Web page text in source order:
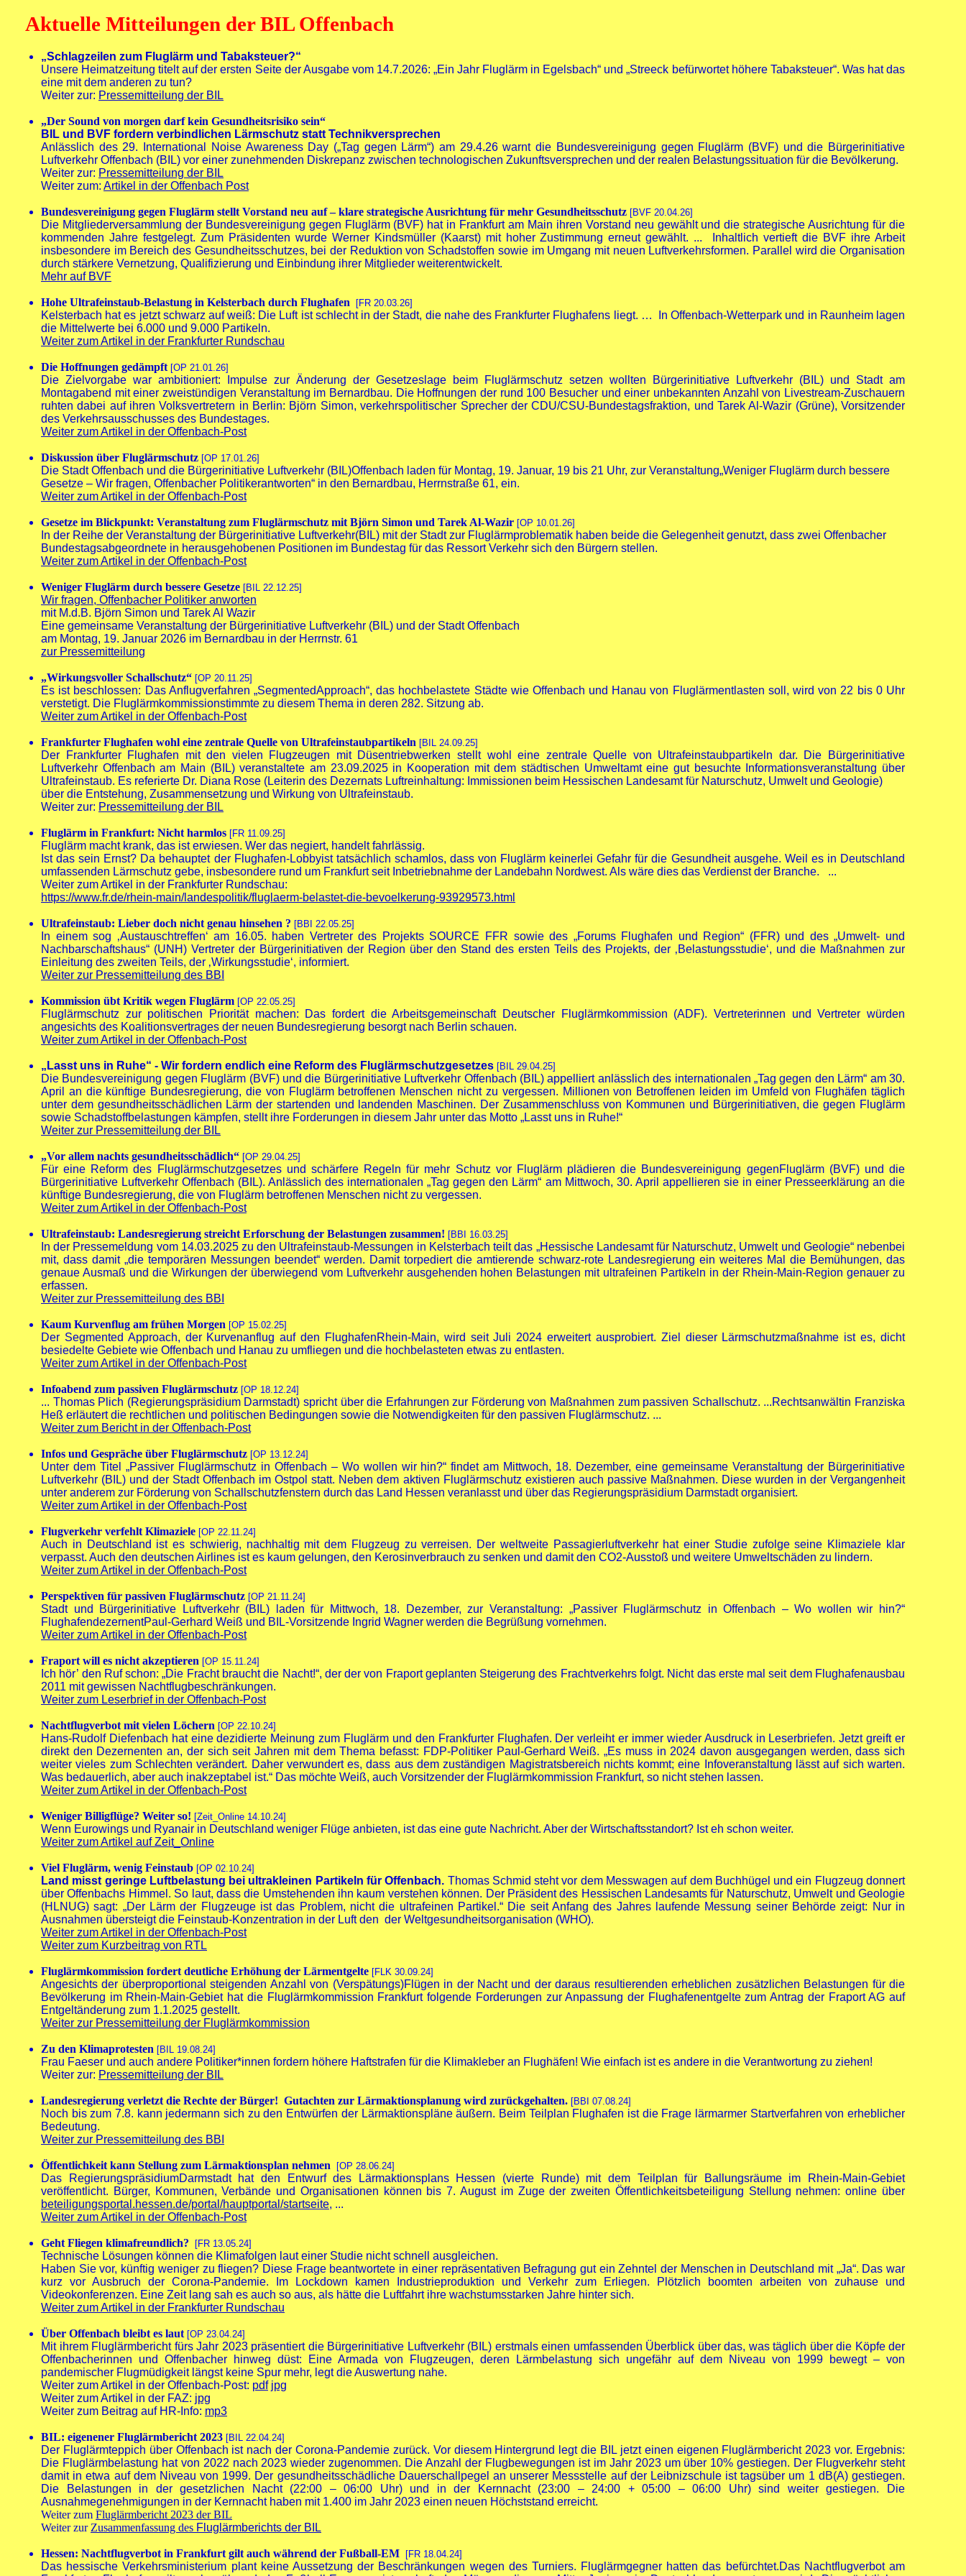
Aktuelle Mitteilungen der BIL Offenbach
„Schlagzeilen zum Fluglärm und Tabaksteuer?“
Unsere Heimatzeitung titelt auf der ersten Seite der Ausgabe vom 14.7.2026: „Ein Jahr Fluglärm in Egelsbach“ und „Streeck befürwortet höhere Tabaksteuer“. Was hat das
eine mit dem anderen zu tun?
Weiter zur: Pressemitteilung der BIL
„Der Sound von morgen darf kein Gesundheitsrisiko sein“
BIL und BVF fordern verbindlichen Lärmschutz statt Technikversprechen
Anlässlich des 29. International Noise Awareness Day („Tag gegen Lärm“) am 29.4.26 warnt die Bundesvereinigung gegen Fluglärm (BVF) und die Bürgerinitiative
Luftverkehr Offenbach (BIL) vor einer zunehmenden Diskrepanz zwischen technologischen Zukunftsversprechen und der realen Belastungssituation für die Bevölkerung.
Weiter zur: Pressemitteilung der BIL
Weiter zum: Artikel in der Offenbach Post
Bundesvereinigung gegen Fluglärm stellt Vorstand neu auf – klare strategische Ausrichtung für mehr Gesundheitsschutz [BVF 20.04.26]
Die Mitgliederversammlung der Bundesvereinigung gegen Fluglärm (BVF) hat in Frankfurt am Main ihren Vorstand neu gewählt und die strategische Ausrichtung für die
kommenden Jahre festgelegt. Zum Präsidenten wurde Werner Kindsmüller (Kaarst) mit hoher Zustimmung erneut gewählt. ... Inhaltlich vertieft die BVF ihre Arbeit
insbesondere im Bereich des Gesundheitsschutzes, bei der Reduktion von Schadstoffen sowie im Umgang mit neuen Luftverkehrsformen. Parallel wird die Organisation
durch stärkere Vernetzung, Qualifizierung und Einbindung ihrer Mitglieder weiterentwickelt.
Mehr auf BVF
Hohe Ultrafeinstaub-Belastung in Kelsterbach durch Flughafen [FR 20.03.26]
Kelsterbach hat es jetzt schwarz auf weiß: Die Luft ist schlecht in der Stadt, die nahe des Frankfurter Flughafens liegt. … In Offenbach-Wetterpark und in Raunheim lagen
die Mittelwerte bei 6.000 und 9.000 Partikeln.
Weiter zum Artikel in der Frankfurter Rundschau
Die Hoffnungen gedämpft [OP 21.01.26]
Die Zielvorgabe war ambitioniert: Impulse zur Änderung der Gesetzeslage beim Fluglärmschutz setzen wollten Bürgerinitiative Luftverkehr (BIL) und Stadt am
Montagabend mit einer zweistündigen Veranstaltung im Bernardbau. Die Hoffnungen der rund 100 Besucher und einer unbekannten Anzahl von Livestream-Zuschauern
ruhten dabei auf ihren Volksvertretern in Berlin: Björn Simon, verkehrspolitischer Sprecher der CDU/CSU-Bundestagsfraktion, und Tarek Al-Wazir (Grüne), Vorsitzender
des Verkehrsausschusses des Bundestages.
Weiter zum Artikel in der Offenbach-Post
Diskussion über Fluglärmschutz [OP 17.01.26]
Die Stadt Offenbach und die Bürgerinitiative Luftverkehr (BIL)Offenbach laden für Montag, 19. Januar, 19 bis 21 Uhr, zur Veranstaltung„Weniger Fluglärm durch bessere
Gesetze – Wir fragen, Offenbacher Politikerantworten“ in den Bernardbau, Herrnstraße 61, ein.
Weiter zum Artikel in der Offenbach-Post
Gesetze im Blickpunkt: Veranstaltung zum Fluglärmschutz mit Björn Simon und Tarek Al-Wazir [OP 10.01.26]
In der Reihe der Veranstaltung der Bürgerinitiative Luftverkehr(BIL) mit der Stadt zur Fluglärmproblematik haben beide die Gelegenheit genutzt, dass zwei Offenbacher
Bundestagsabgeordnete in herausgehobenen Positionen im Bundestag für das Ressort Verkehr sich den Bürgern stellen.
Weiter zum Artikel in der Offenbach-Post
Weniger Fluglärm durch bessere Gesetze [BIL 22.12.25]
Wir fragen, Offenbacher Politiker anworten
mit M.d.B. Björn Simon und Tarek Al Wazir
Eine gemeinsame Veranstaltung der Bürgerinitiative Luftverkehr (BIL) und der Stadt Offenbach
am Montag, 19. Januar 2026 im Bernardbau in der Herrnstr. 61
zur Pressemitteilung
„Wirkungsvoller Schallschutz“ [OP 20.11.25]
Es ist beschlossen: Das Anflugverfahren „SegmentedApproach“, das hochbelastete Städte wie Offenbach und Hanau von Fluglärmentlasten soll, wird von 22 bis 0 Uhr
verstetigt. Die Fluglärmkommissionstimmte zu diesem Thema in deren 282. Sitzung ab.
Weiter zum Artikel in der Offenbach-Post
Frankfurter Flughafen wohl eine zentrale Quelle von Ultrafeinstaubpartikeln [BIL 24.09.25]
Der Frankfurter Flughafen mit den vielen Flugzeugen mit Düsentriebwerken stellt wohl eine zentrale Quelle von Ultrafeinstaubpartikeln dar. Die Bürgerinitiative
Luftverkehr Offenbach am Main (BIL) veranstaltete am 23.09.2025 in Kooperation mit dem städtischen Umweltamt eine gut besuchte Informationsveranstaltung über
Ultrafeinstaub. Es referierte Dr. Diana Rose (Leiterin des Dezernats Luftreinhaltung: Immissionen beim Hessischen Landesamt für Naturschutz, Umwelt und Geologie)
über die Entstehung, Zusammensetzung und Wirkung von Ultrafeinstaub.
Weiter zur: Pressemitteilung der BIL
Fluglärm in Frankfurt: Nicht harmlos [FR 11.09.25]
Fluglärm macht krank, das ist erwiesen. Wer das negiert, handelt fahrlässig.
Ist das sein Ernst? Da behauptet der Flughafen-Lobbyist tatsächlich schamlos, dass von Fluglärm keinerlei Gefahr für die Gesundheit ausgehe. Weil es in Deutschland
umfassenden Lärmschutz gebe, insbesondere rund um Frankfurt seit Inbetriebnahme der Landebahn Nordwest. Als wäre dies das Verdienst der Branche. ...
Weiter zum Artikel in der Frankfurter Rundschau:
https://www.fr.de/rhein-main/landespolitik/fluglaerm-belastet-die-bevoelkerung-93929573.html
Ultrafeinstaub: Lieber doch nicht genau hinsehen ? [BBI 22.05.25]
In einem sog ‚Austauschtreffen‘ am 16.05. haben Vertreter des Projekts SOURCE FFR sowie des „Forums Flughafen und Region“ (FFR) und des „Umwelt- und
Nachbarschaftshaus“ (UNH) Vertreter der Bürgerinitiativen der Region über den Stand des ersten Teils des Projekts, der ‚Belastungsstudie‘, und die Maßnahmen zur
Einleitung des zweiten Teils, der ‚Wirkungsstudie‘, informiert.
Weiter zur Pressemitteilung des BBI
Kommission übt Kritik wegen Fluglärm [OP 22.05.25]
Fluglärmschutz zur politischen Priorität machen: Das fordert die Arbeitsgemeinschaft Deutscher Fluglärmkommission (ADF). Vertreterinnen und Vertreter würden
angesichts des Koalitionsvertrages der neuen Bundesregierung besorgt nach Berlin schauen.
Weiter zum Artikel in der Offenbach-Post
„ Lasst uns in Ruhe“ - Wir fordern endlich eine Reform des Fluglärmschutzgesetzes [BIL 29.04.25]
Die Bundesvereinigung gegen Fluglärm (BVF) und die Bürgerinitiative Luftverkehr Offenbach (BIL) appelliert anlässlich des internationalen „Tag gegen den Lärm“ am 30.
April an die künftige Bundesregierung, die von Fluglärm betroffenen Menschen nicht zu vergessen. Millionen von Betroffenen leiden im Umfeld von Flughäfen täglich
unter dem gesundheitsschädlichen Lärm der startenden und landenden Maschinen. Der Zusammenschluss von Kommunen und Bürgerinitiativen, die gegen Fluglärm
sowie Schadstoffbelastungen kämpfen, stellt ihre Forderungen in diesem Jahr unter das Motto „Lasst uns in Ruhe!“
Weiter zur Pressemitteilung der BIL
„Vor allem nachts gesundheitsschädlich“ [OP 29.04.25]
Für eine Reform des Fluglärmschutzgesetzes und schärfere Regeln für mehr Schutz vor Fluglärm plädieren die Bundesvereinigung gegenFluglärm (BVF) und die
Bürgerinitiative Luftverkehr Offenbach (BIL). Anlässlich des internationalen „Tag gegen den Lärm“ am Mittwoch, 30. April appellieren sie in einer Presseerklärung an die
künftige Bundesregierung, die von Fluglärm betroffenen Menschen nicht zu vergessen.
Weiter zum Artikel in der Offenbach-Post
Ultrafeinstaub: Landesregierung streicht Erforschung der Belastungen zusammen! [BBI 16.03.25]
In der Pressemeldung vom 14.03.2025 zu den Ultrafeinstaub-Messungen in Kelsterbach teilt das „Hessische Landesamt für Naturschutz, Umwelt und Geologie“ nebenbei
mit, dass damit „die temporären Messungen beendet“ werden. Damit torpediert die amtierende schwarz-rote Landesregierung ein weiteres Mal die Bemühungen, das
genaue Ausmaß und die Wirkungen der überwiegend vom Luftverkehr ausgehenden hohen Belastungen mit ultrafeinen Partikeln in der Rhein-Main-Region genauer zu
erfassen.
Weiter zur Pressemitteilung des BBI
Kaum Kurvenflug am frühen Morgen [OP 15.02.25]
Der Segmented Approach, der Kurvenanflug auf den FlughafenRhein-Main, wird seit Juli 2024 erweitert ausprobiert. Ziel dieser Lärmschutzmaßnahme ist es, dicht
besiedelte Gebiete wie Offenbach und Hanau zu umfliegen und die hochbelasteten etwas zu entlasten.
Weiter zum Artikel in der Offenbach-Post
Infoabend zum passiven Fluglärmschutz [OP 18.12.24]
... Thomas Plich (Regierungspräsidium Darmstadt) spricht über die Erfahrungen zur Förderung von Maßnahmen zum passiven Schallschutz. ...Rechtsanwältin Franziska
Heß erläutert die rechtlichen und politischen Bedingungen sowie die Notwendigkeiten für den passiven Fluglärmschutz. ...
Weiter zum Bericht in der Offenbach-Post
Infos und Gespräche über Fluglärmschutz [OP 13.12.24]
Unter dem Titel „Passiver Fluglärmschutz in Offenbach – Wo wollen wir hin?“ findet am Mittwoch, 18. Dezember, eine gemeinsame Veranstaltung der Bürgerinitiative
Luftverkehr (BIL) und der Stadt Offenbach im Ostpol statt. Neben dem aktiven Fluglärmschutz existieren auch passive Maßnahmen. Diese wurden in der Vergangenheit
unter anderem zur Förderung von Schallschutzfenstern durch das Land Hessen veranlasst und über das Regierungspräsidium Darmstadt organisiert.
Weiter zum Artikel in der Offenbach-Post
Flugverkehr verfehlt Klimaziele [OP 22.11.24]
Auch in Deutschland ist es schwierig, nachhaltig mit dem Flugzeug zu verreisen. Der weltweite Passagierluftverkehr hat einer Studie zufolge seine Klimaziele klar
verpasst. Auch den deutschen Airlines ist es kaum gelungen, den Kerosinverbrauch zu senken und damit den CO2-Ausstoß und weitere Umweltschäden zu lindern.
Weiter zum Artikel in der Offenbach-Post
Perspektiven für passiven Fluglärmschutz [OP 21.11.24]
Stadt und Bürgerinitiative Luftverkehr (BIL) laden für Mittwoch, 18. Dezember, zur Veranstaltung: „Passiver Fluglärmschutz in Offenbach – Wo wollen wir hin?“
FlughafendezernentPaul-Gerhard Weiß und BIL-Vorsitzende Ingrid Wagner werden die Begrüßung vornehmen.
Weiter zum Artikel in der Offenbach-Post
Fraport will es nicht akzeptieren [OP 15.11.24]
Ich hör’ den Ruf schon: „Die Fracht braucht die Nacht!“, der der von Fraport geplanten Steigerung des Frachtverkehrs folgt. Nicht das erste mal seit dem Flughafenausbau
2011 mit gewissen Nachtflugbeschränkungen.
Weiter zum Leserbrief in der Offenbach-Post
Nachtflugverbot mit vielen Löchern [OP 22.10.24]
Hans-Rudolf Diefenbach hat eine dezidierte Meinung zum Fluglärm und den Frankfurter Flughafen. Der verleiht er immer wieder Ausdruck in Leserbriefen. Jetzt greift er
direkt den Dezernenten an, der sich seit Jahren mit dem Thema befasst: FDP-Politiker Paul-Gerhard Weiß. „Es muss in 2024 davon ausgegangen werden, dass sich
weiter vieles zum Schlechten verändert. Daher verwundert es, dass aus dem zuständigen Magistratsbereich nichts kommt; eine Infoveranstaltung lässt auf sich warten.
Was bedauerlich, aber auch inakzeptabel ist.“ Das möchte Weiß, auch Vorsitzender der Fluglärmkommission Frankfurt, so nicht stehen lassen.
Weiter zum Artikel in der Offenbach-Post
Weniger Billigflüge? Weiter so! [Zeit_Online 14.10.24]
Wenn Eurowings und Ryanair in Deutschland weniger Flüge anbieten, ist das eine gute Nachricht. Aber der Wirtschaftsstandort? Ist eh schon weiter.
Weiter zum Artikel auf Zeit_Online
Viel Fluglärm, wenig Feinstaub [OP 02.10.24]
Land misst geringe Luftbelastung bei ultrakleinen Partikeln für Offenbach. Thomas Schmid steht vor dem Messwagen auf dem Buchhügel und ein Flugzeug donnert
über Offenbachs Himmel. So laut, dass die Umstehenden ihn kaum verstehen können. Der Präsident des Hessischen Landesamts für Naturschutz, Umwelt und Geologie
(HLNUG) sagt: „Der Lärm der Flugzeuge ist das Problem, nicht die ultrafeinen Partikel.“ Die seit Anfang des Jahres laufende Messung seiner Behörde zeigt: Nur in
Ausnahmen übersteigt die Feinstaub-Konzentration in der Luft den der Weltgesundheitsorganisation (WHO).
Weiter zum Artikel in der Offenbach-Post
Weiter zum Kurzbeitrag von RTL
Fluglärmkommission fordert deutliche Erhöhung der Lärmentgelte [FLK 30.09.24]
Angesichts der überproportional steigenden Anzahl von (Verspätungs)Flügen in der Nacht und der daraus resultierenden erheblichen zusätzlichen Belastungen für die
Bevölkerung im Rhein-Main-Gebiet hat die Fluglärmkommission Frankfurt folgende Forderungen zur Anpassung der Flughafenentgelte zum Antrag der Fraport AG auf
Entgeltänderung zum 1.1.2025 gestellt.
Weiter zur Pressemitteilung der Fluglärmkommission
Zu den Klimaprotesten [BIL 19.08.24]
Frau Faeser und auch andere Politiker*innen fordern höhere Haftstrafen für die Klimakleber an Flughäfen! Wie einfach ist es andere in die Verantwortung zu ziehen!
Weiter zur: Pressemitteilung der BIL
Landesregierung verletzt die Rechte der Bürger! Gutachten zur Lärmaktionsplanung wird zurückgehalten. [BBI 07.08.24]
Noch bis zum 7.8. kann jedermann sich zu den Entwürfen der Lärmaktionspläne äußern. Beim Teilplan Flughafen ist die Frage lärmarmer Startverfahren von erheblicher
Bedeutung.
Weiter zur Pressemitteilung des BBI
Öffentlichkeit kann Stellung zum Lärmaktionsplan nehmen [OP 28.06.24]
Das RegierungspräsidiumDarmstadt hat den Entwurf des Lärmaktionsplans Hessen (vierte Runde) mit dem Teilplan für Ballungsräume im Rhein-Main-Gebiet
veröffentlicht. Bürger, Kommunen, Verbände und Organisationen können bis 7. August im Zuge der zweiten Öffentlichkeitsbeteiligung Stellung nehmen: online über
beteiligungsportal.hessen.de/portal/hauptportal/startseite, ...
Weiter zum Artikel in der Offenbach-Post
Geht Fliegen klimafreundlich? [FR 13.05.24]
Technische Lösungen können die Klimafolgen laut einer Studie nicht schnell ausgleichen.
Haben Sie vor, künftig weniger zu fliegen? Diese Frage beantwortete in einer repräsentativen Befragung gut ein Zehntel der Menschen in Deutschland mit „Ja“. Das war
kurz vor Ausbruch der Corona-Pandemie. Im Lockdown kamen Industrieproduktion und Verkehr zum Erliegen. Plötzlich boomten arbeiten von zuhause und
Videokonferenzen. Eine Zeit lang sah es auch so aus, als hätte die Luftfahrt ihre wachstumsstarken Jahre hinter sich.
Weiter zum Artikel in der Frankfurter Rundschau
Über Offenbach bleibt es laut [OP 23.04.24]
Mit ihrem Fluglärmbericht fürs Jahr 2023 präsentiert die Bürgerinitiative Luftverkehr (BIL) erstmals einen umfassenden Überblick über das, was täglich über die Köpfe der
Offenbacherinnen und Offenbacher hinweg düst: Eine Armada von Flugzeugen, deren Lärmbelastung sich ungefähr auf dem Niveau von 1999 bewegt – von
pandemischer Flugmüdigkeit längst keine Spur mehr, legt die Auswertung nahe.
Weiter zum Artikel in der Offenbach-Post: pdf jpg
Weiter zum Artikel in der FAZ: jpg
Weiter zum Beitrag auf HR-Info: mp3
BIL: eigenener Fluglärmbericht 2023 [BIL 22.04.24]
Der Fluglärmteppich über Offenbach ist nach der Corona-Pandemie zurück. Vor diesem Hintergrund legt die BIL jetzt einen eigenen Fluglärmbericht 2023 vor. Ergebnis:
Die Fluglärmbelastung hat von 2022 nach 2023 wieder zugenommen. Die Anzahl der Flugbewegungen ist im Jahr 2023 um über 10% gestiegen. Der Flugverkehr steht
damit in etwa auf dem Niveau von 1999. Der gesundheitsschädliche Dauerschallpegel an unserer Messstelle auf der Leibnizschule ist tagsüber um 1 dB(A) gestiegen.
Die Belastungen in der gesetzlichen Nacht (22:00 – 06:00 Uhr) und in der Kernnacht (23:00 – 24:00 + 05:00 – 06:00 Uhr) sind weiter gestiegen. Die
Ausnahmegenehmigungen in der Kernnacht haben mit 1.400 im Jahr 2023 einen neuen Höchststand erreicht.
Weiter zum Fluglärmbericht 2023 der BIL
Weiter zur Zusammenfassung des Fluglärmberichts der BIL
Hessen: Nachtflugverbot in Frankfurt gilt auch während der Fußball-EM [FR 18.04.24]
Das hessische Verkehrsministerium plant keine Aussetzung der Beschränkungen wegen des Turniers. Fluglärmgegner hatten das befürchtet.Das Nachtflugverbot am